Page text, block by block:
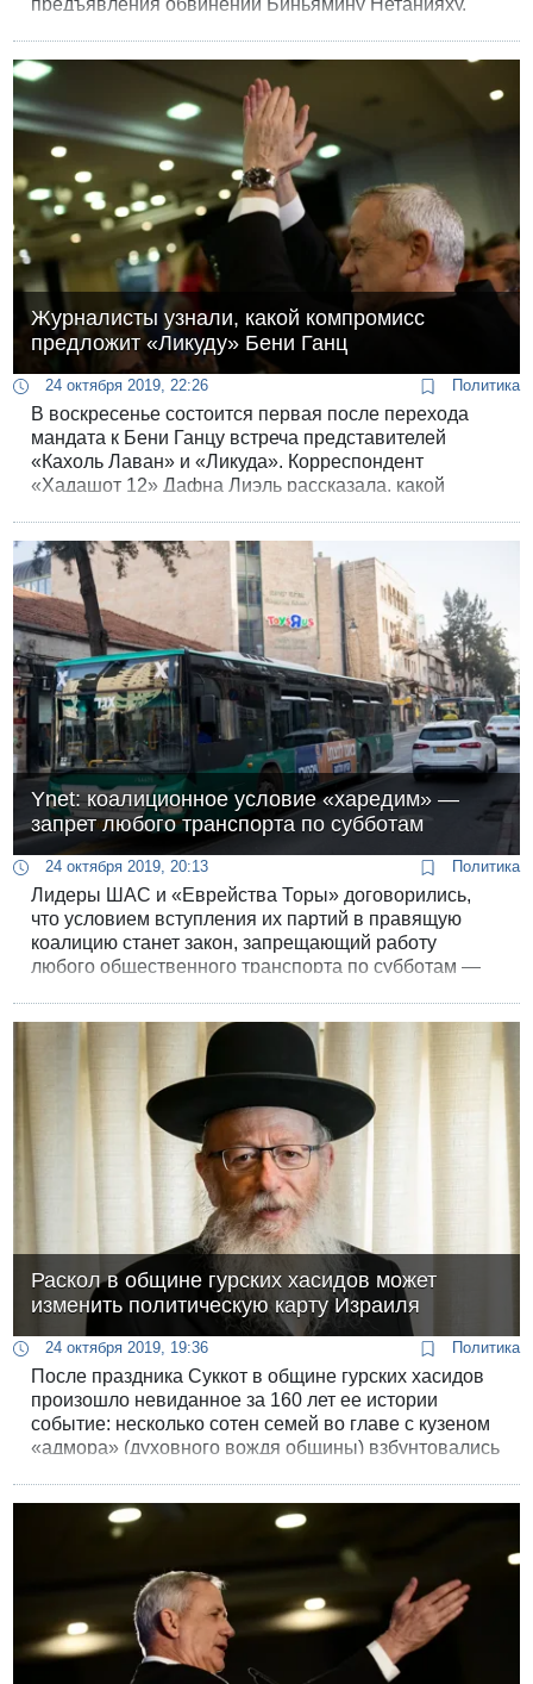
предъявления обвинений Биньямину Нетанияху.
Журналисты узнали, какой компромисс
предложит «Ликуду» Бени Ганц
24 октября 2019, 22:26 Политика
В воскресенье состоится первая после перехода
мандата к Бени Ганцу встреча представителей
«Кахоль Лаван» и «Ликуда». Корреспондент
«Хадашот 12» Дафна Лиэль рассказала, какой
Ynet: коалиционное условие «харедим» —
запрет любого транспорта по субботам
24 октября 2019, 20:13 Политика
Лидеры ШАС и «Еврейства Торы» договорились,
что условием вступления их партий в правящую
коалицию станет закон, запрещающий работу
любого общественного транспорта по субботам —
Раскол в общине гурских хасидов может
изменить политическую карту Израиля
24 октября 2019, 19:36 Политика
После праздника Суккот в общине гурских хасидов
произошло невиданное за 160 лет ее истории
событие: несколько сотен семей во главе с кузеном
«адмора» (духовного вождя общины) взбунтовались